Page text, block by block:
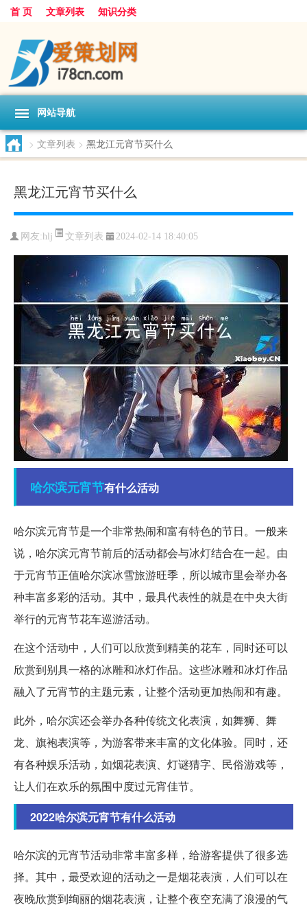
首 页 文章列表 知识分类
网站导航
> 文章列表 > 黑龙江元宵节买什么
黑龙江元宵节买什么
网友:hlj 文章列表 2024-02-14 18:40:05
哈尔滨元宵节有什么活动
哈尔滨元宵节是一个非常热闹和富有特色的节日。一般来
说，哈尔滨元宵节前后的活动都会与冰灯结合在一起。由
于元宵节正值哈尔滨冰雪旅游旺季，所以城市里会举办各
种丰富多彩的活动。其中，最具代表性的就是在中央大街
举行的元宵节花车巡游活动。
在这个活动中，人们可以欣赏到精美的花车，同时还可以
欣赏到别具一格的冰雕和冰灯作品。这些冰雕和冰灯作品
融入了元宵节的主题元素，让整个活动更加热闹和有趣。
此外，哈尔滨还会举办各种传统文化表演，如舞狮、舞
龙、旗袍表演等，为游客带来丰富的文化体验。同时，还
有各种娱乐活动，如烟花表演、灯谜猜字、民俗游戏等，
让人们在欢乐的氛围中度过元宵佳节。
2022哈尔滨元宵节有什么活动
哈尔滨的元宵节活动非常丰富多样，给游客提供了很多选
择。其中，最受欢迎的活动之一是烟花表演，人们可以在
夜晚欣赏到绚丽的烟花表演，让整个夜空充满了浪漫的气